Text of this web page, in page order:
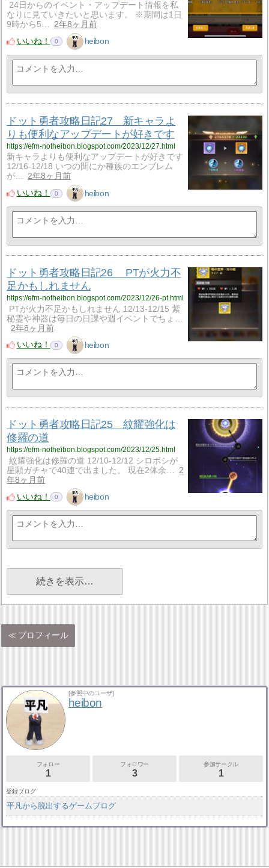
24日からのイベント・アップデート情報を私
なりに見ていきたいと思います。 ※期間は1日
9時から5…
2年8ヶ月前
いいね！
0 heibon
ドット勇者攻略日記27 新キャラよ
りも便利なアップデートが好きです
https://efm-notheibon.blogspot.com/2023/12/27.html
新キャラよりも便利なアップデートが好きです
12/16-12/18 いつの間にか種族のエンブレム
が…
2年8ヶ月前
いいね！
0 heibon
ドット勇者攻略日記26 PTが火力不
足かもしれません
https://efm-notheibon.blogspot.com/2023/12/26-pt.html
PTが火力不足かもしれません 12/13-12/15 紫
秘霊や神器は毎日の日課や週イベントでちょ…
2年8ヶ月前
いいね！
0 heibon
ドット勇者攻略日記25 紋耀強化は
修羅の道
https://efm-notheibon.blogspot.com/2023/12/25.html
紋耀強化は修羅の道 12/10-12/12 シロボシが
星願ガチャで40連で出ました。 現在2体余…
2
年8ヶ月前
いいね！
0 heibon
続きを表示…
プロフィール
[参照中のユーザ]
heibon
フォロー
1
フォロワー
3
参加サークル
1
登録ブログ
平凡から脱出するゲームブログ